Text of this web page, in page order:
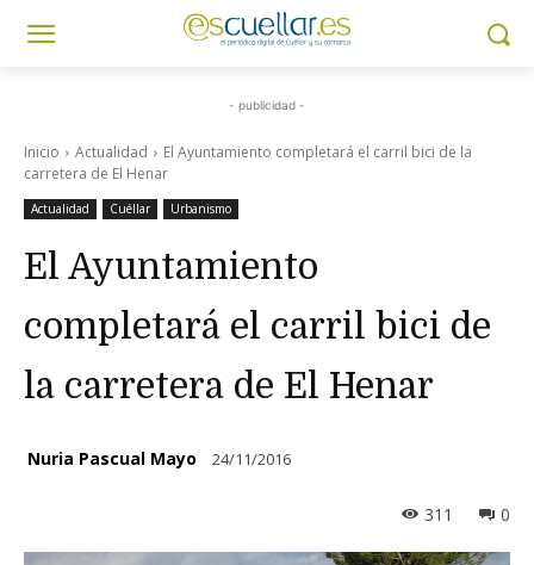
- publicidad -
Inicio Actualidad
El Ayuntamiento completará el carril bici de la
carretera de El Henar
Actualidad Cuéllar Urbanismo
El Ayuntamiento
completará el carril bici de
la carretera de El Henar
Nuria Pascual Mayo 24/11/2016
0
311